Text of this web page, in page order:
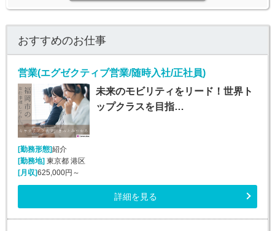
おすすめのお仕事
営業(エグゼクティブ営業/随時入社/正社員)
未来のモビリティをリード！世界ト
ップクラスを目指…
[勤務形態]紹介
[勤務地]東京都 港区
[月収]625,000円～
詳細を見る